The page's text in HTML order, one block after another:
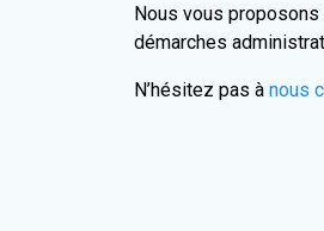
Nous vous proposons
démarches
N’hésitez pas à nous